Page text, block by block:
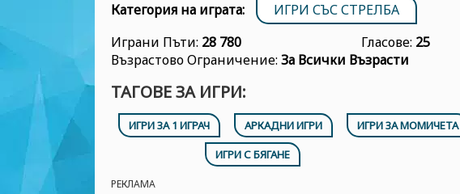
Категория на играта:
ИГРИ СЪС СТРЕЛБА
Играни Пъти: 28 780 Гласове: 25
Възрастово Ограничение: За Всички Възрасти
ТАГОВЕ ЗА ИГРИ:
ИГРИ ЗА 1 ИГРАЧ АРКАДНИ ИГРИ ИГРИ ЗА МОМИЧЕТА
ИГРИ С БЯГАНЕ
РЕКЛАМА